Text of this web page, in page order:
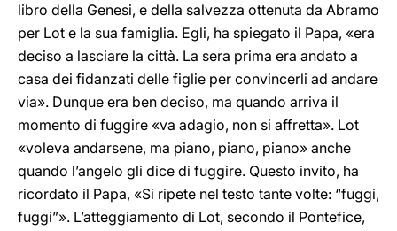
libro della Genesi, e della salvezza ottenuta da Abramo
per Lot e la sua famiglia. Egli, ha spiegato il Papa, «era
deciso a lasciare la città. La sera prima era andato a
casa dei fidanzati delle figlie per convincerli ad andare
via». Dunque era ben deciso, ma quando arriva il
momento di fuggire «va adagio, non si affretta». Lot
«voleva andarsene, ma piano, piano, piano» anche
quando l’angelo gli dice di fuggire. Questo invito, ha
ricordato il Papa, «Si ripete nel testo tante volte: “fuggi,
fuggi”». L’atteggiamento di Lot, secondo il Pontefice,